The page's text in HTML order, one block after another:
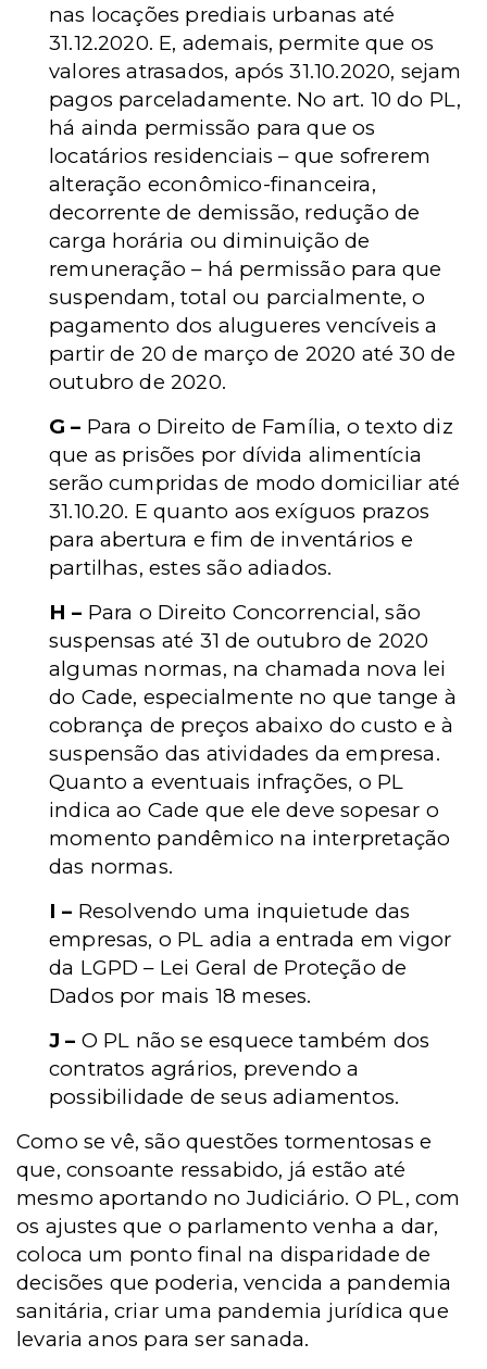
nas locações prediais urbanas até
31.12.2020. E, ademais, permite que os
valores atrasados, após 31.10.2020, sejam
pagos parceladamente. No art. 10 do PL,
há ainda permissão para que os
locatários residenciais – que sofrerem
alteração econômico-financeira,
decorrente de demissão, redução de
carga horária ou diminuição de
remuneração – há permissão para que
suspendam, total ou parcialmente, o
pagamento dos alugueres vencíveis a
partir de 20 de março de 2020 até 30 de
outubro de 2020.
G – Para o Direito de Família, o texto diz
que as prisões por dívida alimentícia
serão cumpridas de modo domiciliar até
31.10.20. E quanto aos exíguos prazos
para abertura e fim de inventários e
partilhas, estes são adiados.
H – Para o Direito Concorrencial, são
suspensas até 31 de outubro de 2020
algumas normas, na chamada nova lei
do Cade, especialmente no que tange à
cobrança de preços abaixo do custo e à
suspensão das atividades da empresa.
Quanto a eventuais infrações, o PL
indica ao Cade que ele deve sopesar o
momento pandêmico na interpretação
das normas.
I – Resolvendo uma inquietude das
empresas, o PL adia a entrada em vigor
da LGPD – Lei Geral de Proteção de
Dados por mais 18 meses.
J – O PL não se esquece também dos
contratos agrários, prevendo a
possibilidade de seus adiamentos.
Como se vê, são questões tormentosas e
que, consoante ressabido, já estão até
mesmo aportando no Judiciário. O PL, com
os ajustes que o parlamento venha a dar,
coloca um ponto final na disparidade de
decisões que poderia, vencida a pandemia
sanitária, criar uma pandemia jurídica que
levaria anos para ser sanada.